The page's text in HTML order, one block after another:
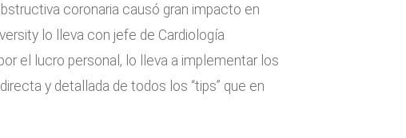
coronaria causó gran impacto en
lo lleva con jefe de Cardiología
el lucro personal, lo lleva a implementar los
y detallada de todos los “tips” que en